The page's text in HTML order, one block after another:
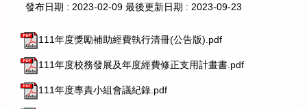
發布日期 : 2023-02-09 最後更新日期 : 2023-09-23
111年度獎勵補助經費執行清冊(公告版).pdf
111年度校務發展及年度經費修正支用計畫書.pdf
111年度專責小組會議紀錄.pdf